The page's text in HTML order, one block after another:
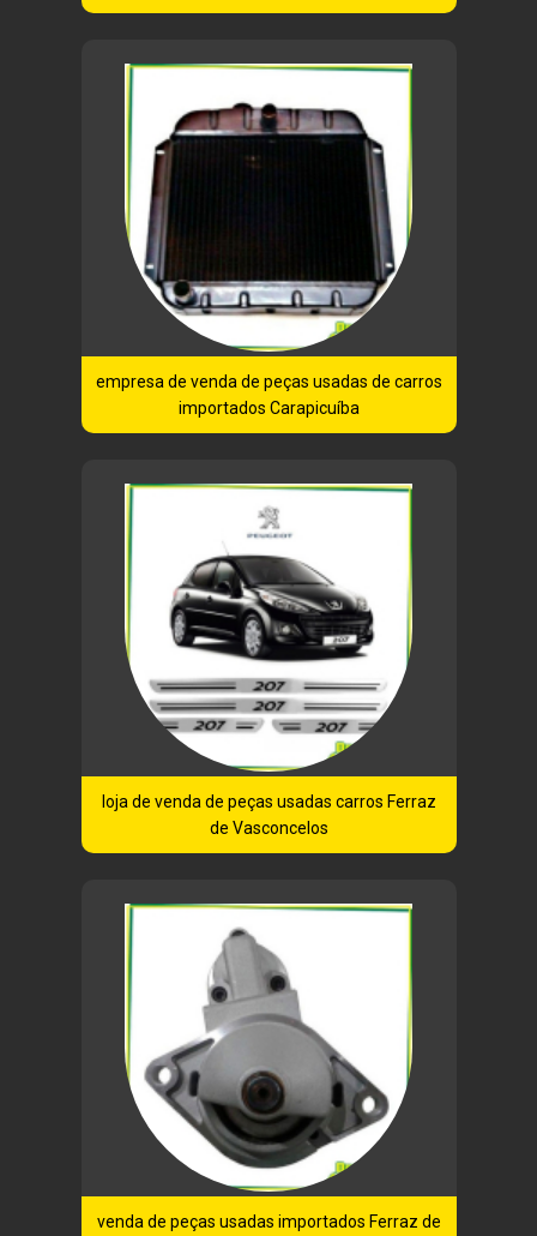
empresa de venda de peças usadas de carros
importados Carapicuíba
loja de venda de peças usadas carros Ferraz
de Vasconcelos
venda de peças usadas importados Ferraz de